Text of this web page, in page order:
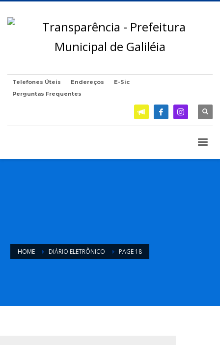
Telefones Úteis Endereços
E-Sic
Perguntas Frequentes
HOME DIÁRIO ELETRÔNICO PAGE 18